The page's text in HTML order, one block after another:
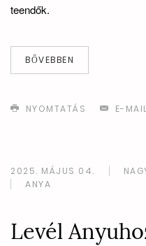
teendők.
BŐVEBBEN
NYOMTATÁS E-MAIL
2025. MÁJUS 04.
ANYA
Levél